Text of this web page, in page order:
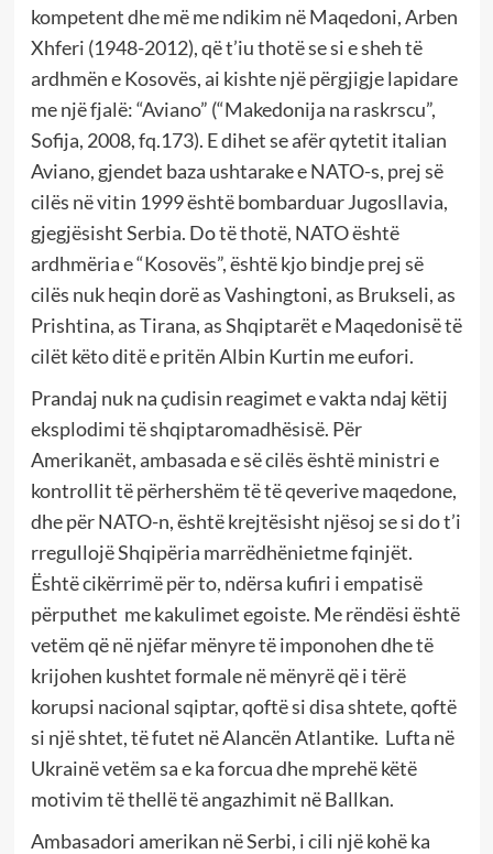
kompetent dhe më me ndikim në Maqedoni, Arben
Xhferi (1948-2012), që t’iu thotë se si e sheh të
ardhmën e Kosovës, ai kishte një përgjigje lapidare
me një fjalë: “Aviano” (“Makedonija na raskrscu”,
Sofija, 2008, fq.173). E dihet se afër qytetit italian
Aviano, gjendet baza ushtarake e NATO-s, prej së
cilës në vitin 1999 është bombarduar Jugosllavia,
gjegjësisht Serbia. Do të thotë, NATO është
ardhmëria e “Kosovës”, është kjo bindje prej së
cilës nuk heqin dorë as Vashingtoni, as Brukseli, as
Prishtina, as Tirana, as Shqiptarët e Maqedonisë të
cilët këto ditë e pritën Albin Kurtin me eufori.
Prandaj nuk na çudisin reagimet e vakta ndaj këtij
eksplodimi të shqiptaromadhësisë. Për
Amerikanët, ambasada e së cilës është ministri e
kontrollit të përhershëm të të qeverive maqedone,
dhe për NATO-n, është krejtësisht njësoj se si do t’i
rregullojë Shqipëria marrëdhënietme fqinjët.
Është cikërrimë për to, ndërsa kufiri i empatisë
përputhet me kakulimet egoiste. Me rëndësi është
vetëm që në njëfar mënyre të imponohen dhe të
krijohen kushtet formale në mënyrë që i tërë
korupsi nacional sqiptar, qoftë si disa shtete, qoftë
si një shtet, të futet në Alancën Atlantike. Lufta në
Ukrainë vetëm sa e ka forcua dhe mprehë këtë
motivim të thellë të angazhimit në Ballkan.
Ambasadori amerikan në Serbi, i cili një kohë ka